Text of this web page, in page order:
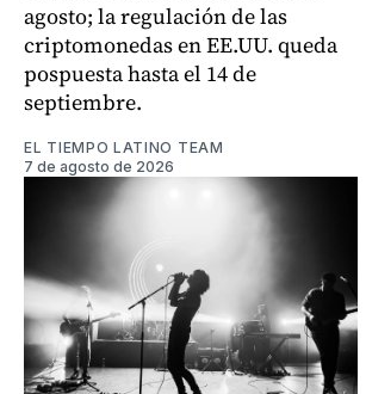
agosto; la regulación de las
criptomonedas en EE.UU. queda
pospuesta hasta el 14 de
septiembre.
EL TIEMPO LATINO TEAM
7 de agosto de 2026